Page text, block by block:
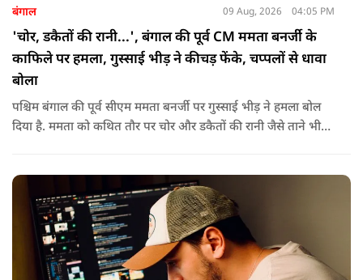
बंगाल 09 Aug, 2026 04:05 PM
'चोर, डकैतों की रानी...', बंगाल की पूर्व CM ममता बनर्जी के
काफिले पर हमला, गुस्साई भीड़ ने कीचड़ फेंके, चप्पलों से धावा
बोला
पश्चिम बंगाल की पूर्व सीएम ममता बनर्जी पर गुस्साई भीड़ ने हमला बोल
दिया है. ममता को कथित तौर पर चोर और डकैतों की रानी जैसे ताने भी